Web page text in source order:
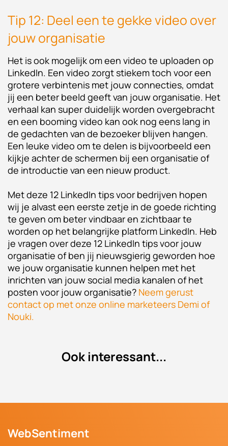
Tip 12: Deel een te gekke video over
jouw organisatie
Het is ook mogelijk om een video te uploaden op
LinkedIn. Een video zorgt stiekem toch voor een
grotere verbintenis met jouw connecties, omdat
jij een beter beeld geeft van jouw organisatie. Het
verhaal kan super duidelijk worden overgebracht
en een booming video kan ook nog eens lang in
de gedachten van de bezoeker blijven hangen.
Een leuke video om te delen is bijvoorbeeld een
kijkje achter de schermen bij een organisatie of
de introductie van een nieuw product.
Met deze 12 LinkedIn tips voor bedrijven hopen
wij je alvast een eerste zetje in de goede richting
te geven om beter vindbaar en zichtbaar te
worden op het belangrijke platform LinkedIn. Heb
je vragen over deze 12 LinkedIn tips voor jouw
organisatie of ben jij nieuwsgierig geworden hoe
we jouw organisatie kunnen helpen met het
inrichten van jouw social media kanalen of het
posten voor jouw organisatie? Neem gerust
contact op met onze online marketeers Demi of
Nouki.
Ook interessant...
WebSentiment